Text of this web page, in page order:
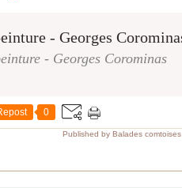
- Georges Corominas
0
Published by Balades comtoises